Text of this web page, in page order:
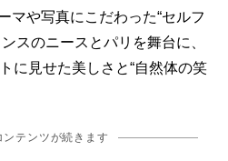
や写真にこだわった“セルフ
スのニースとパリを舞台に、
に見せた美しさと“自然体の笑
ンテンツが続きます